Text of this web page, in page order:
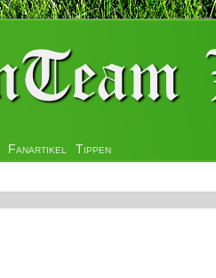
Fanartikel Tippen